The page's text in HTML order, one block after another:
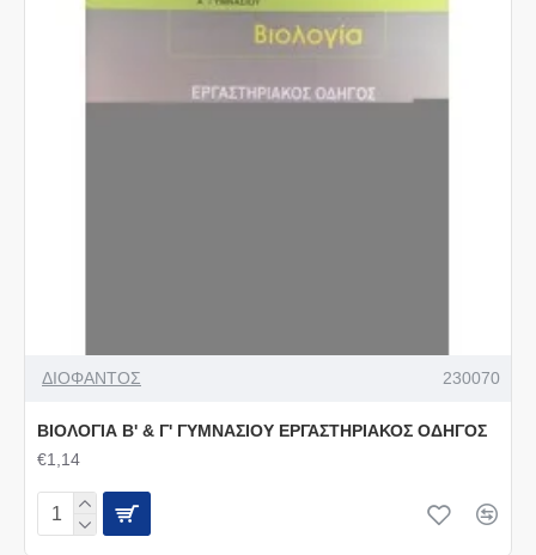
ΔΙΟΦΑΝΤΟΣ 230070
ΒΙΟΛΟΓΙΑ Β' & Γ' ΓΥΜΝΑΣΙΟΥ ΕΡΓΑΣΤΗΡΙΑΚΟΣ ΟΔΗΓΟΣ
€1,14